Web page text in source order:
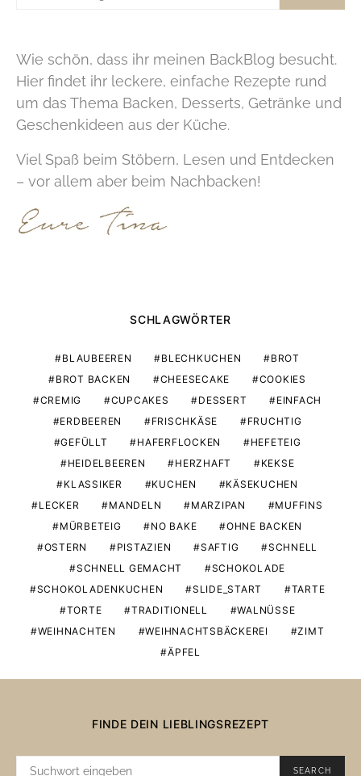
Wie schön, dass ihr meinen BackBlog besucht.
Hier findet ihr leckere, einfache Rezepte rund
um das Thema Backen, Desserts, Getränke und
Geschenkideen aus der Küche.
Viel Spaß beim Stöbern, Lesen und Entdecken
– vor allem aber beim Nachbacken!
SCHLAGWÖRTER
BLAUBEEREN BLECHKUCHEN
BROT
BROT BACKEN
CHEESECAKE
COOKIES
CREMIG
CUPCAKES DESSERT
EINFACH
ERDBEEREN
FRISCHKÄSE
FRUCHTIG
GEFÜLLT
HAFERFLOCKEN
HEFETEIG
HEIDELBEEREN
HERZHAFT
KEKSE
KLASSIKER
KUCHEN
KÄSEKUCHEN
LECKER
MANDELN MARZIPAN
MUFFINS
MÜRBETEIG
NO BAKE
OHNE BACKEN
OSTERN
PISTAZIEN SAFTIG
SCHNELL
SCHNELL GEMACHT
SCHOKOLADE
SCHOKOLADENKUCHEN
SLIDE_START
TARTE
TORTE
TRADITIONELL
WALNÜSSE
WEIHNACHTEN
WEIHNACHTSBÄCKEREI
ZIMT
ÄPFEL
FINDE DEIN LIEBLINGSREZEPT
SUCHE
SEARCH